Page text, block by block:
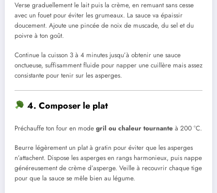
Verse graduellement le lait puis la crème, en remuant sans cesse
avec un fouet pour éviter les grumeaux. La sauce va épaissir
doucement. Ajoute une pincée de noix de muscade, du sel et du
poivre à ton goût.
Continue la cuisson 3 à 4 minutes jusqu’à obtenir une sauce
onctueuse, suffisamment fluide pour napper une cuillère mais assez
consistante pour tenir sur les asperges.
4. Composer le plat
Préchauffe ton four en mode gril ou chaleur tournante à 200 °C.
Beurre légèrement un plat à gratin pour éviter que les asperges
n’attachent. Dispose les asperges en rangs harmonieux, puis nappe
généreusement de crème d’asperge. Veille à recouvrir chaque tige
pour que la sauce se mêle bien au légume.